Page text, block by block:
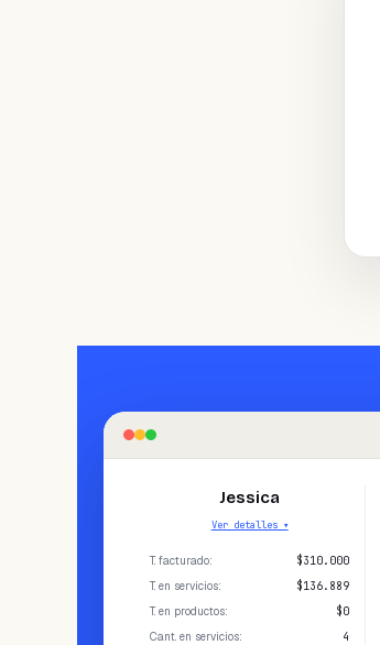
Jessica
Ver detalles ▾
T. facturado:
$310.000
T. en servicios:
$136.889
T. en productos:
$0
Cant. en servicios:
4